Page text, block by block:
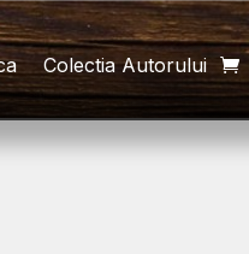
Colectia Autorului